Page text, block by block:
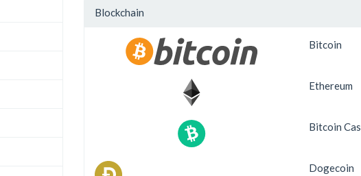
Blockchain
Bitcoin
Ethereum
Bitcoin
Dogecoin